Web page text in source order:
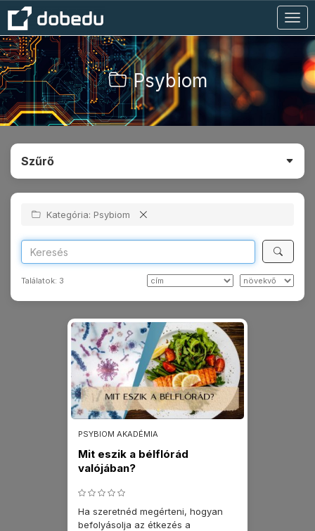
Psybiom
Szűrő
Kategória: Psybiom
Találatok: 3
PSYBIOM AKADÉMIA
Mit eszik a bélflórád
valójában?
Ha szeretnéd megérteni, hogyan
befolyásolja az étkezés a